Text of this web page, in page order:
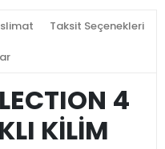
Taksit Seçenekleri
4
KİLİM